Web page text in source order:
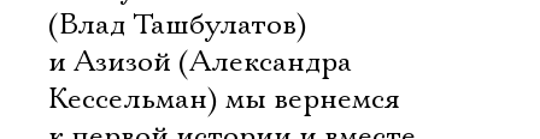
(Влад Ташбулатов)
и Азизой (Александра
Кессельман) мы вернемся